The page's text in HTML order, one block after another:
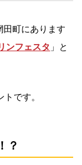
町にあります
ンフェスタ 」と
です。
？